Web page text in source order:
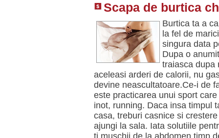
Scapa de burtica
Burtica ta a
la fel de
singura data
Dupa o
traiasca dupa
aceleasi arderi de calorii, nu
devine neascultatoare.Ce-i de
este practicarea unui sport
inot, running. Daca insa timpul
casa, treburi casnice si
ajungi la sala. Iata solutiile
ti muschii de la abdomen timp